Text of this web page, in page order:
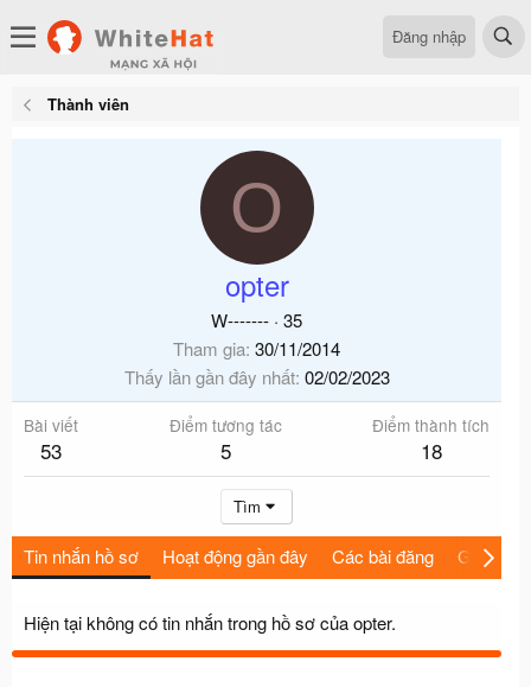
Đăng nhập
Thành viên
O
opter
W------- · 35
Tham gia 30/11/2014
Thấy lần gần đây nhất 02/02/2023
Bài viết
53
Điểm tương tác
5
Điểm thành tích
18
Tìm
Tin nhắn hồ sơ Hoạt động gần đây Các bài đăng Giới thiệu
Hiện tại không có tin nhắn trong hồ sơ của opter.